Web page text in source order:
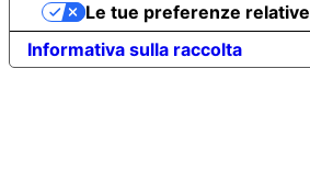
Informativa sulla raccolta
Le tue preferenze